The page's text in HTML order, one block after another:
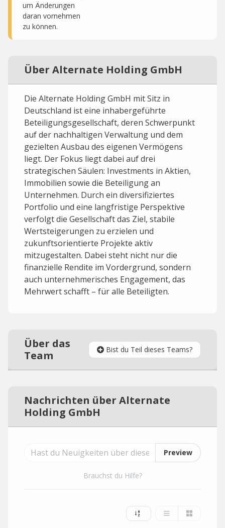
um Änderungen
daran vornehmen
zu können.
Über Alternate Holding GmbH
Die Alternate Holding GmbH mit Sitz in
Deutschland ist eine inhabergeführte
Beteiligungsgesellschaft, deren Schwerpunkt
auf der nachhaltigen Verwaltung und dem
gezielten Ausbau des eigenen Vermögens
liegt. Der Fokus liegt dabei auf drei
strategischen Säulen: Investments in Aktien,
Immobilien sowie die Beteiligung an
Unternehmen. Durch ein diversifiziertes
Portfolio und eine langfristige Perspektive
verfolgt die Gesellschaft das Ziel, stabile
Wertsteigerungen zu erzielen und
zukunftsorientierte Projekte aktiv
mitzugestalten. Dabei steht nicht nur die
finanzielle Rendite im Vordergrund, sondern
auch unternehmerisches Engagement, das
Mehrwert schafft – für alle Beteiligten.
Über das
Team
Bist du Teil dieses Teams?
Nachrichten über Alternate
Holding GmbH
Preview
Brauchst du Hilfe?